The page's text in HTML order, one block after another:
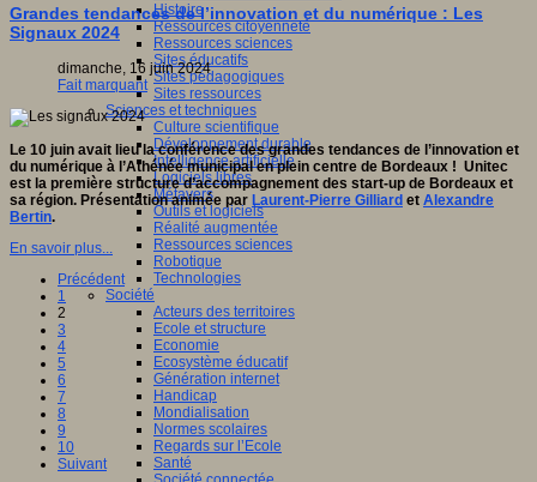
Histoire
Ressources citoyenneté
Ressources sciences
Sites éducatifs
Sites pédagogiques
Sites ressources
Sciences et techniques
Culture scientifique
Développement durable
Intelligence artificielle
Logiciels libres
Métavers
Outils et logiciels
Réalité augmentée
Ressources sciences
Robotique
Technologies
Société
Acteurs des territoires
Ecole et structure
Economie
Ecosystème éducatif
Génération internet
Handicap
Mondialisation
Normes scolaires
Regards sur l’Ecole
Santé
Grandes tendances de l’innovation et du numérique : Les
Signaux 2024
dimanche, 16 juin 2024
Fait marquant
Le 10 juin avait lieu la conférence des grandes tendances de l’innovation et
du numérique à l’Athénée municipal en plein centre de Bordeaux ! Unitec
est la première structure d’accompagnement des start-up de Bordeaux et
sa région. Présentation animée par Laurent-Pierre Gilliard et Alexandre
Bertin.
En savoir plus...
Précédent
1
2
3
4
5
6
7
8
9
10
Suivant